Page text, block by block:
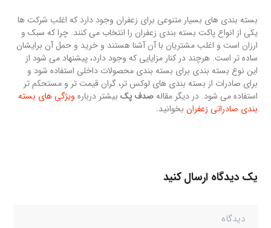
بسته بندی های بسیار متنوعی برای زعفران وجود دارد که اغلب شرکت ها
یکی از انواع پاکت بسته بندی زعفران را انتخاب می کنند. چرا که سبک و
ارزان است و اغلب مشتریان با آن آشنا هستند و خرید و حمل آن برایشان
ساده تر است. هرچند در کنار مزایایی که وجود دارد، پیشنهاد می شود از
این نوع بسته بندی برای بسته بندی محصولات داخلی استفاده شود و
برای صادرات از بسته بندی های لوکس تر، گران قیمت تر و مستحکم تر
استفاده می شود. در دیگر مقالهصدف پک بیشتر درباره ویژگی های بسته
بندی صادراتی زعفران بخوانید.
یک دیدگاه ارسال کنید